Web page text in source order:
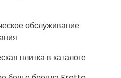
обслуживание
плитка в каталоге